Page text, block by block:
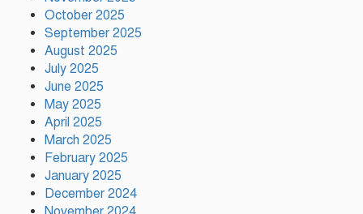
রাজবাড়ীতে স্টার্লিং সাবমেশিনগানসহ
দুই অস্ত্রধারী গ্রেপ্তার, ৩৪ রাউন্ড গুলি
October 2025
September 2025
August 2025
July 2025
June 2025
May 2025
April 2025
March 2025
February 2025
January 2025
December 2024